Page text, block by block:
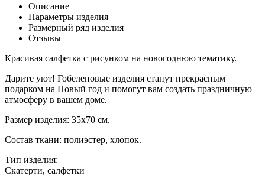
Описание
Параметры изделия
Размерный ряд изделия
Отзывы
Красивая салфетка с рисунком на новогоднюю тематику.
Дарите уют! Гобеленовые изделия станут прекрасным
подарком на Новый год и помогут вам создать праздничную
атмосферу в вашем доме.
Размер изделия: 35х70 см.
Состав ткани: полиэстер, хлопок.
Тип изделия:
Скатерти, салфетки